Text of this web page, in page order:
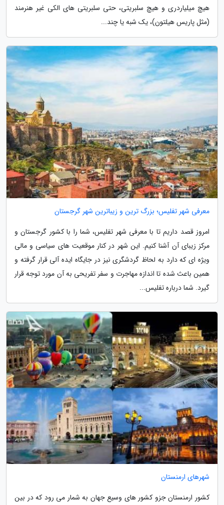
هیچ میلیاردری و هیچ سلبریتی، حتی سلبریتی های الکی غیر هنرمند
(مثل پاریس هیلتون)، یک شبه یا چند...
معرفی شهر تفلیس؛ بزرگ ترین و زیباترین شهر گرجستان
امروز قصد داریم تا با معرفی شهر تفلیس، شما را با کشور گرجستان و
مرکز زیبای آن آشنا کنیم. این شهر در کنار موقعیت های سیاسی و مالی
ویژه ای که دارد به لحاظ گردشگری نیز در جایگاه ایده آلی قرار گرفته و
همین باعث شده تا اندازه مهاجرت و سفر تفریحی به آن مورد توجه قرار
گیرد. شما درباره تفلیس...
شهرهای ارمنستان
کشور ارمنستان جزو کشور های وسیع جهان به شمار می رود که در بین